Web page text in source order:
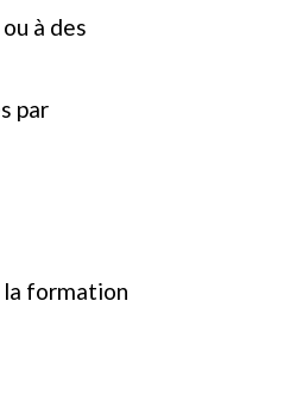
à des
par
la formation